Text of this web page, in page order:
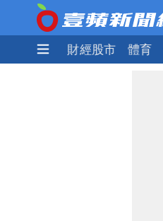
國際 財經股市 體育